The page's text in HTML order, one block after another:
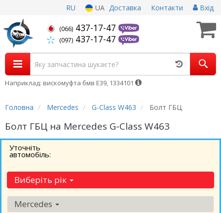
RU UA Доставка Контакти Вхід
(066) 437-17-47
(097) 437-17-47
Наприклад: вискомуфта бмв Е39, 1334101
Головна Mercedes G-Class W463 Болт ГБЦ
Болт ГБЦ на Mercedes G-Class W463
Уточніть
автомобіль:
Виберіть рік
Mercedes